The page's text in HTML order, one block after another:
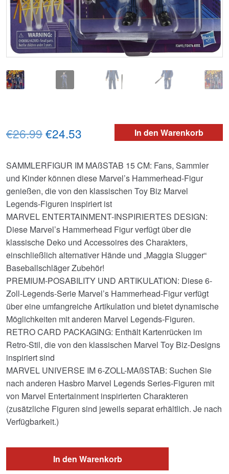
In den Warenkorb
€26.99Ursprünglicher
war:
€26.99
€24.53
ist:
€24.53.
SAMMLERFIGUR IM MAßSTAB 15 CM: Fans, Sammler
und Kinder können diese Marvel’s Hammerhead-Figur
genießen, die von den klassischen Toy Biz Marvel
Legends-Figuren inspiriert ist
MARVEL ENTERTAINMENT-INSPIRIERTES DESIGN:
Diese Marvel’s Hammerhead Figur verfügt über die
klassische Deko und Accessoires des Charakters,
einschließlich alternativer Hände und „Maggia Slugger“
Baseballschläger Zubehör!
PREMIUM-POSABILITY UND ARTIKULATION: Diese 6-
Zoll-Legends-Serie Marvel’s Hammerhead-Figur verfügt
über eine umfangreiche Artikulation und bietet dynamische
Möglichkeiten mit anderen Marvel Legends-Figuren.
RETRO CARD PACKAGING: Enthält Kartenrücken im
Retro-Stil, die von den klassischen Marvel Toy Biz-Designs
inspiriert sind
MARVEL UNIVERSE IM 6-ZOLL-MAßSTAB: Suchen Sie
nach anderen Hasbro Marvel Legends Series-Figuren mit
von Marvel Entertainment inspirierten Charakteren
(zusätzliche Figuren sind jeweils separat erhältlich. Je nach
Verfügbarkeit.)
In den Warenkorb